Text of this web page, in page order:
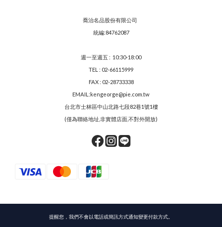
喬治名品股份有限公司
統編:84762087
週一至週五 : 10:30-18:00
TEL : 02-66115999
FAX : 02-28733338
EMAIL:kengeorge@pie.com.tw
台北市士林區中山北路七段82巷1號1樓
(僅為聯絡地址,非實體店面,不對外開放)
提醒您，我們不會以電話或簡訊方式通知變更付款方式。